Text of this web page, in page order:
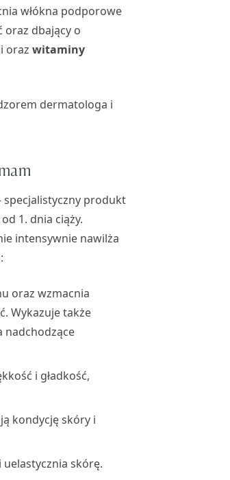
włókna podporowe
oraz dbający o
oraz witaminy
dermatologa i
specjalistyczny produkt
1. dnia ciąży.
intensywnie nawilża
oraz wzmacnia
Wykazuje także
nadchodzące
i gładkość,
kondycję skóry i
uelastycznia skórę.